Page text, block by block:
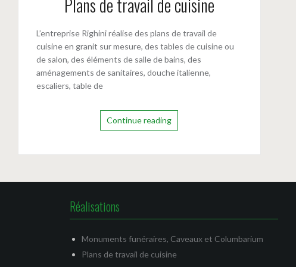
Plans de travail de cuisine
L’entreprise Righini réalise des plans de travail de
cuisine en granit sur mesure, des tables de cuisine ou
de salon, des éléments de salle de bains, des
aménagements de sanitaires, douche italienne,
escaliers, table de
Continue reading
Réalisations
Monuments funéraires, Caveaux et Columbarium
Plans de travail de cuisine